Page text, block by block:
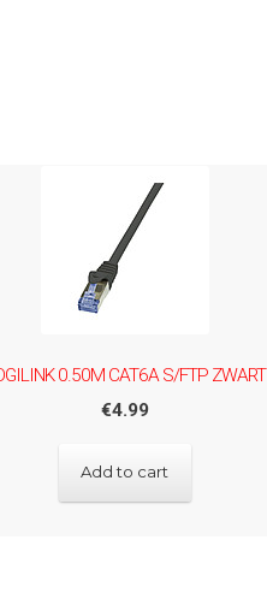
0.50M CAT6A S/FTP ZWART
€4.99
Add to cart